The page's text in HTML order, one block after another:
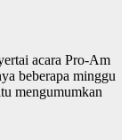
acara Pro-Am
beberapa minggu
mengumumkan